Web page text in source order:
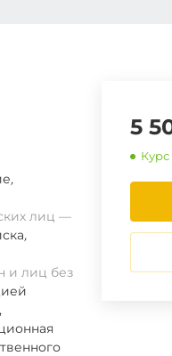
5
Курс
,
лиц
,
и лиц без